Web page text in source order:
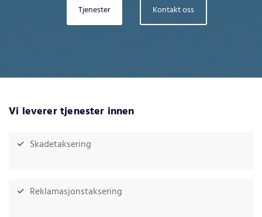
Tjenester Kontakt oss
Vi leverer tjenester innen
Skadetaksering
Reklamasjonstaksering